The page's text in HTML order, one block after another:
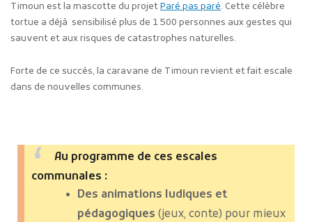
Timoun est la mascotte du projetParé pas paré. Cette célèbre
tortue a déjà sensibilisé plus de 1 500 personnes aux gestes qui
sauvent et aux risques de catastrophes naturelles.
Forte de ce succès, la caravane de Timoun revient et fait escale
dans de nouvelles communes.
Au programme de ces escales
communales :
Des animations ludiques et
pédagogiques (jeux, conte) pour mieux